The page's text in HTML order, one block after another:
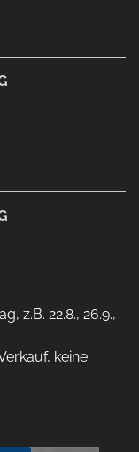
z.B. 22.8., 26.9.,
keine